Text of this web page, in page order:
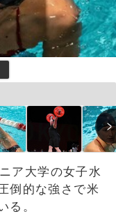
ア大学の女子水
倒的な強さで米
る。